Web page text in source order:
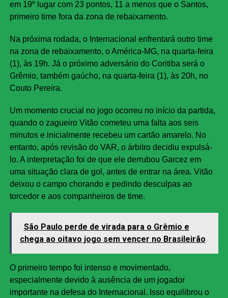
em 19º lugar com 23 pontos, 11 a menos que o Santos,
primeiro time fora da zona de rebaixamento.
Na próxima rodada, o Internacional enfrentará outro time
na zona de rebaixamento, o América-MG, na quarta-feira
(1), às 19h. Já o próximo adversário do Coritiba será o
Grêmio, também gaúcho, na quarta-feira (1), às 20h, no
Couto Pereira.
Um momento crucial no jogo ocorreu no início da partida,
quando o zagueiro Vitão cometeu uma falta aos seis
minutos e inicialmente recebeu um cartão amarelo. No
entanto, após revisão do VAR, o árbitro decidiu expulsá-
lo. A interpretação foi de que ele derrubou Garcez em
uma situação clara de gol, antes de entrar na área. Vitão
deixou o campo chorando e pedindo desculpas ao
torcedor e aos companheiros de time.
São Paulo perde de virada para o Grêmio e
chega ao oitavo jogo sem vencer no Brasileirão
O primeiro tempo foi intenso e movimentado,
especialmente devido à ausência de um jogador
importante na defesa do Internacional. Isso equilibrou o